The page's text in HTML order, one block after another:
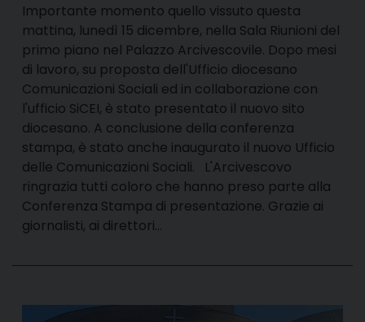
Importante momento quello vissuto questa
mattina, lunedì 15 dicembre, nella Sala Riunioni del
primo piano nel Palazzo Arcivescovile. Dopo mesi
di lavoro, su proposta dell'Ufficio diocesano
Comunicazioni Sociali ed in collaborazione con
l'ufficio SiCEI, è stato presentato il nuovo sito
diocesano. A conclusione della conferenza
stampa, è stato anche inaugurato il nuovo Ufficio
delle Comunicazioni Sociali. L'Arcivescovo
ringrazia tutti coloro che hanno preso parte alla
Conferenza Stampa di presentazione. Grazie ai
giornalisti, ai direttori…